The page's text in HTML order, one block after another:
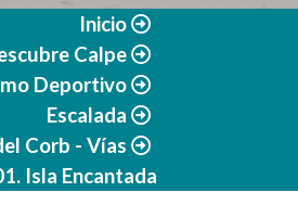
Inicio
Calpe
Deportivo
Escalada
Corb - Vías
Isla Encantada